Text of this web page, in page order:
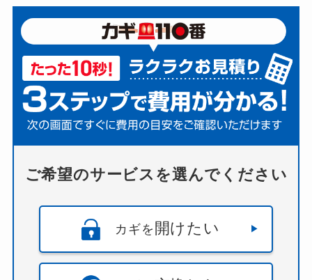
ご希望のサービスを選んでください
カギを 開けたい